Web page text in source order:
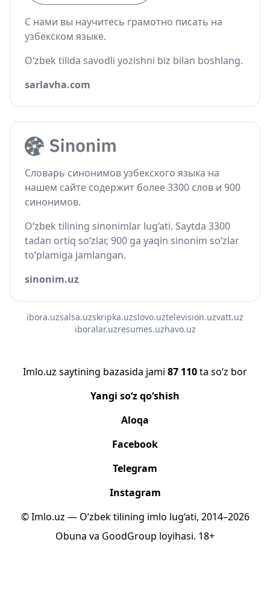
С нами вы научитесь грамотно писать на
узбекском языке.
O‘zbek tilida savodli yozishni biz bilan boshlang.
sarlavha.com
Словарь синонимов узбекского языка на
нашем сайте содержит более 3300 слов и 900
синонимов.
O‘zbek tilining sinonimlar lug‘ati. Saytda 3300
tadan ortiq so‘zlar, 900 ga yaqin sinonim so‘zlar
to‘plamiga jamlangan.
sinonim.uz
ibora.uzsalsa.uzskripka.uzslovo.uztelevision.uzvatt.uz
iboralar.uzresumes.uzhavo.uz
Imlo.uz saytining bazasida jami 87 110ta so‘z bor
Yangi so‘z qo‘shish
Aloqa
Facebook
Telegram
Instagram
© Imlo.uz — O‘zbek tilining imlo lug‘ati, 2014–2026
Obuna va GoodGroup loyihasi. 18+